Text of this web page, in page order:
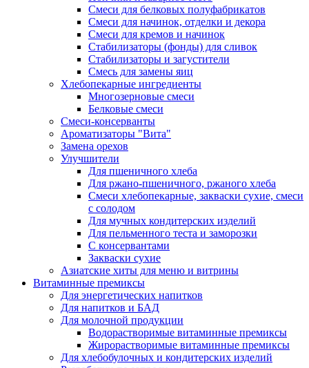
Cмеси для белковых полуфабрикатов
Смеси для начинок, отделки и декора
Смеси для кремов и начинок
Стабилизаторы (фонды) для сливок
Стабилизаторы и загустители
Смесь для замены яиц
Хлебопекарные ингредиенты
Многозерновые смеси
Белковые смеси
Смеси-консерванты
Ароматизаторы "Вита"
Замена орехов
Улучшители
Для пшеничного хлеба
Для ржано-пшеничного, ржаного хлеба
Смеси хлебопекарные, закваски сухие, смеси
с солодом
Для мучных кондитерских изделий
Для пельменного теста и заморозки
С консервантами
Закваски сухие
Азиатские хиты для меню и витрины
Витаминные премиксы
Для энергетических напитков
Для напитков и БАД
Для молочной продукции
Водорастворимые витаминные премиксы
Жирорастворимые витаминные премиксы
Для хлебобулочных и кондитерских изделий